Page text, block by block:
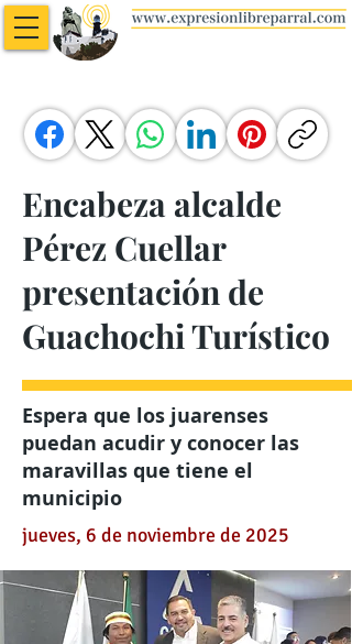
Encabeza alcalde
Pérez Cuellar
presentación de
Guachochi Turístico
Espera que los juarenses
puedan acudir y conocer las
maravillas que tiene el
municipio
jueves, 6 de noviembre de 2025